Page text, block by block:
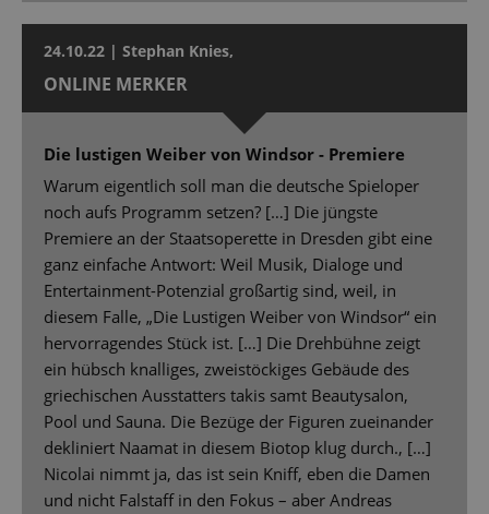
24.10.22 | Stephan Knies,
ONLINE MERKER
Die lustigen Weiber von Windsor - Premiere
Warum eigentlich soll man die deutsche Spieloper
noch aufs Programm setzen? […] Die jüngste
Premiere an der Staatsoperette in Dresden gibt eine
ganz einfache Antwort: Weil Musik, Dialoge und
Entertainment-Potenzial großartig sind, weil, in
diesem Falle, „Die Lustigen Weiber von Windsor“ ein
hervorragendes Stück ist. […] Die Drehbühne zeigt
ein hübsch knalliges, zweistöckiges Gebäude des
griechischen Ausstatters takis samt Beautysalon,
Pool und Sauna. Die Bezüge der Figuren zueinander
dekliniert Naamat in diesem Biotop klug durch., […]
Nicolai nimmt ja, das ist sein Kniff, eben die Damen
und nicht Falstaff in den Fokus – aber Andreas